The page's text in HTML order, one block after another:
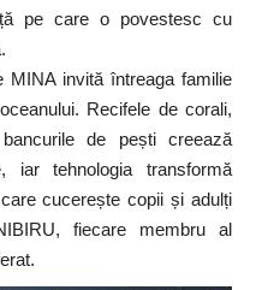
pe care o povestesc cu
MINA invită întreaga familie
Recifele de corali,
de pești creează
iar tehnologia transformă
cucerește copii și adulți
fiecare membru al